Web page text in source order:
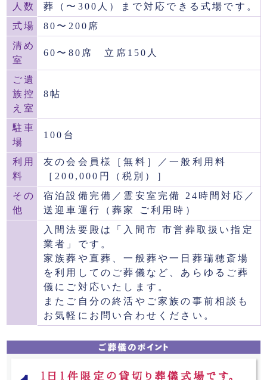
人数
葬（〜300人）まで対応できる式場です。
式場
80〜200席
清め
室
60〜80席 立席150人
ご遺
族控
え室
8帖
駐車
場
100台
利用
料
友の会会員様［無料］／一般利用料
［200,000円（税別）］
その
他
宿泊設備完備／霊安室完備 24時間対応／
送迎車運行（葬家 ご利用時）
入間法要殿は「入間市 市営葬取扱い指定
業者」です。
家族葬や直葬、一般葬や一日葬瑞穂斎場
を利用してのご葬儀など、あらゆるご葬
儀にご対応いたします。
またご自分の終活やご家族の事前相談も
お気軽にお問い合わせください。